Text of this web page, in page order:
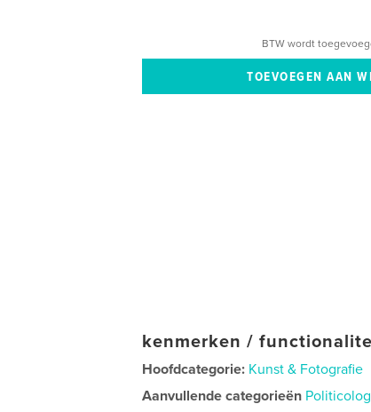
BTW wordt
kenmerken /
Hoofdcategorie: Kunst & Fotografie
Aanvullende categorieën